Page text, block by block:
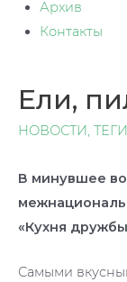
Архив
Контакты
Ели,
НОВОСТИ, ТЕГИ
В минувшее
«Кухня
Самыми